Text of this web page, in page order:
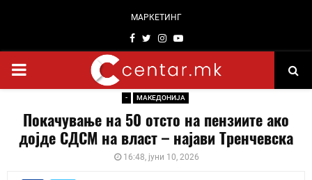
МАРКЕТИНГ
Facebook
TwitterInstagram
Youtube
PRIMARY
- МАКЕДОНИЈА
Покачување на 50 отсто на пензиите ако
дојде СДСМ на власт – најави Тренчевска
16:48, јуни 10, 2026